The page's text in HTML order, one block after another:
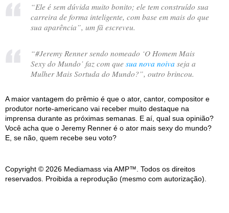
“Ele é sem dúvida muito bonito; ele tem construído sua
carreira de forma inteligente, com base em mais do que
sua aparência”, um fã escreveu.
“#Jeremy Renner sendo nomeado ‘O Homem Mais
Sexy do Mundo’ faz com que sua nova noiva seja a
Mulher Mais Sortuda do Mundo?”, outro brincou.
A maior vantagem do prêmio é que o ator, cantor, compositor e
produtor norte-americano vai receber muito destaque na
imprensa durante as próximas semanas. E aí, qual sua opinião?
Você acha que o Jeremy Renner é o ator mais sexy do mundo?
E, se não, quem recebe seu voto?
Copyright © 2026 Mediamass via AMP™. Todos os direitos
reservados. Proibida a reprodução (mesmo com autorização).